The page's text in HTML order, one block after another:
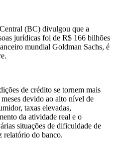
(BC) divulgou que a
jurídicas foi de R$ 166 bilhões
mundial Goldman Sachs, é
de crédito se tornem mais
devido ao alto nível de
taxas elevadas,
da atividade real e o
situações de dificuldade de
relatório do banco.